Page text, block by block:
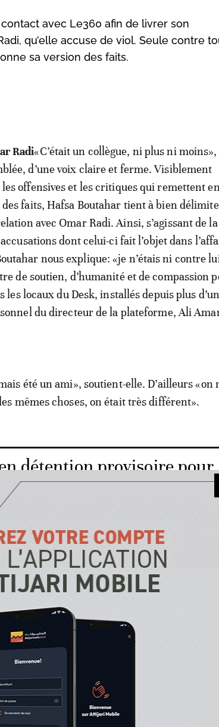
avec Le360 afin de livrer son
qu’elle accuse de viol. Seule contre
sa version des faits.
Radi«C’était un collègue, ni plus ni moins»,
d’une voix claire et ferme. Visiblement
offensives et les critiques qui remettent en
faits, Hafsa Boutahar tient à bien
avec Omar Radi. Ainsi, s’agissant de la
dont celui-ci fait l’objet dans
nous explique: «je n’étais ni contre
de soutien, d’humanité et de compassion
les locaux du Desk, installés depuis plus
du directeur de la plateforme, Ali
été un ami», soutient-elle. D’ailleurs «on
mêmes choses, on était très différent».
détention provisoire pour
et viol
explique que les quelques jours qui ont
de Omar Radi à la Brigade
alors pour habitude, explique-t-elle, «de
bureau du Desk», pour y «passer un
donc à travers le témoignage de la
régnait dans cette villa de la banlieue
qui faisait à la fois office de lieu
rédaction.
même maison. «Il est arrivé, il était